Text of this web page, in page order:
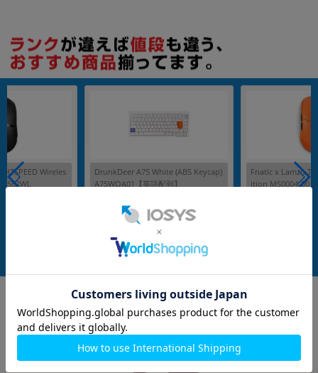
Wireles DrunkDeer A75 White (ABS Keycap)
A75WOA01【英語配列】
発売日：2024/02
中古Cランク 5,980 円
Fnatic x Lamzu
ition MS0004-001
Googleレビュー
9,520件 (12/24時点)